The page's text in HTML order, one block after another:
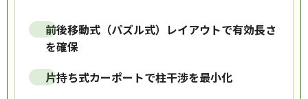
前後移動式（パズル式）レイアウトで有効長さ
を確保
片持ち式カーポートで柱干渉を最小化